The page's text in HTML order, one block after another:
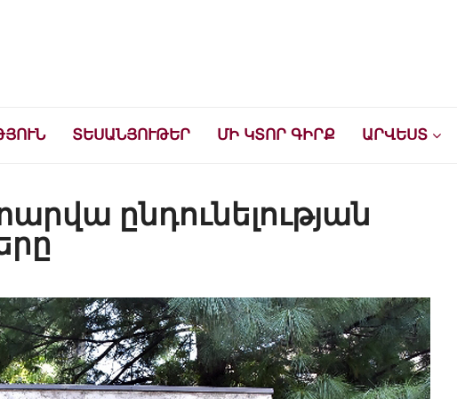
ՏԵՍԱՆՅՈՒԹԵՐ ՄԻ ԿՏՈՐ ԳԻՐՔ ԱՐՎԵՍՏ
ընդունելության